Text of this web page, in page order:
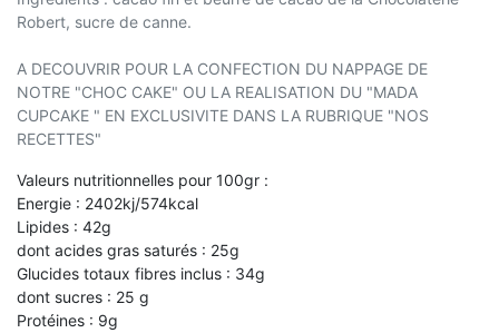
Robert, sucre de canne.
A DECOUVRIR POUR LA CONFECTION DU NAPPAGE DE
NOTRE "CHOC CAKE" OU LA REALISATION DU "MADA
CUPCAKE " EN EXCLUSIVITE DANS LA RUBRIQUE "NOS
RECETTES"
Valeurs nutritionnelles pour 100gr :
Energie : 2402kj/574kcal
Lipides : 42g
dont acides gras saturés : 25g
Glucides totaux fibres inclus : 34g
dont sucres : 25 g
Protéines : 9g